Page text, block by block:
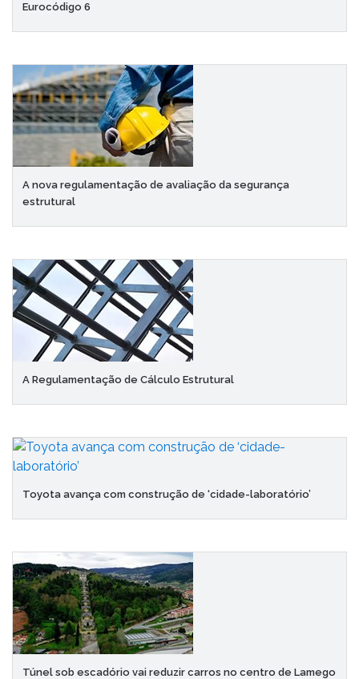
Eurocódigo 6
A nova regulamentação de avaliação da segurança
estrutural
A Regulamentação de Cálculo Estrutural
Toyota avança com construção de ‘cidade-laboratório’
Túnel sob escadório vai reduzir carros no centro de Lamego